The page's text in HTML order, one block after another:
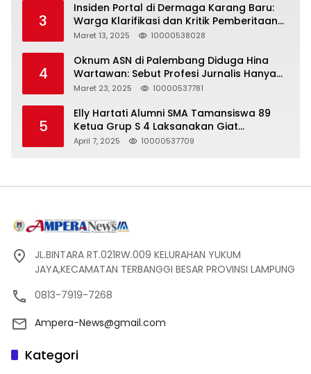
3
Insiden Portal di Dermaga Karang Baru:
Warga Klarifikasi dan Kritik Pemberitaan
yang Tidak Akurat
Maret 13, 2025 10000538028
4
Oknum ASN di Palembang Diduga Hina
Wartawan: Sebut Profesi Jurnalis Hanya
Seharga 2 Liter Bensin, Berujung Dugaan
Maret 23, 2025 10000537781
5
Elly Hartati Alumni SMA Tamansiswa 89
Ketua Grup S 4 Laksanakan Giat
Silaturahmi
April 7, 2025 10000537709
JL.BINTARA RT.021RW.009 KELURAHAN YUKUM
JAYA,KECAMATAN TERBANGGI BESAR PROVINSI LAMPUNG
0813-7919-7268
Ampera-News@gmail.com
Kategori